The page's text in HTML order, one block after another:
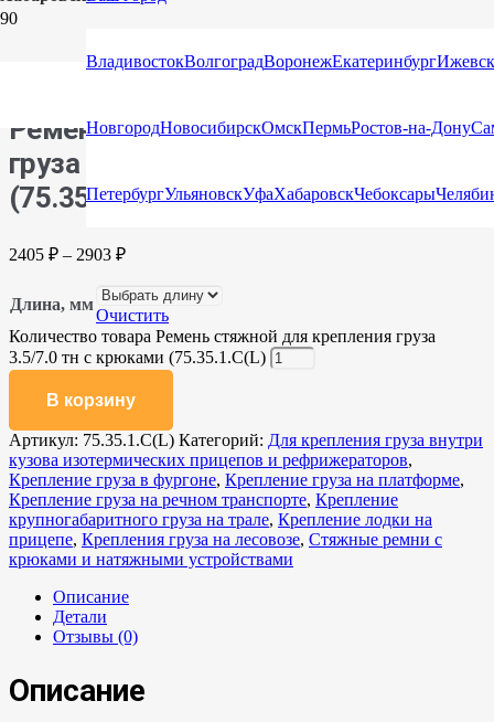
ВладивостокВолгоградВоронежЕкатеринбургИжевск
НовгородНовосибирскОмскПермьРостов-на-Дону
ПетербургУльяновскУфаХабаровскЧебоксары
крюками и натяжными устройствами/ Ремень стяжной для
Ремень стяжной для крепления
груза 3.5/7.0 тн с крюками
(75.35.1.C(L)
2405 ₽ – 2903 ₽
Длина, мм
Очистить
Количество товара Ремень стяжной для крепления груза
3.5/7.0 тн с крюками (75.35.1.C(L)
В корзину
Артикул: 75.35.1.C(L) Категорий: Для крепления груза внутри
кузова изотермических прицепов и рефрижераторов,
Крепление груза в фургоне, Крепление груза на платформе,
Крепление груза на речном транспорте, Крепление
крупногабаритного груза на трале, Крепление лодки на
прицепе, Крепления груза на лесовозе, Стяжные ремни с
крюками и натяжными устройствами
Описание
Детали
Отзывы (0)
Описание